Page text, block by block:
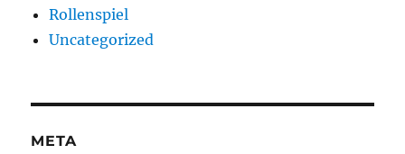
Rollenspiel
Uncategorized
META